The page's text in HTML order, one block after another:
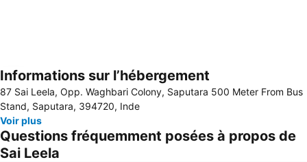
Agrandir la carte
Informations sur l’hébergement
87 Sai Leela, Opp. Waghbari Colony, Saputara 500 Meter From Bus
Stand, Saputara, 394720, Inde
Voir plus
Questions fréquemment posées à propos de
Sai Leela